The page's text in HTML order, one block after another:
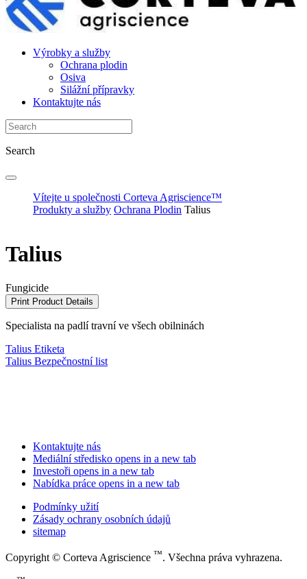
Výrobky a služby
Ochrana plodin
Osiva
Silážní přípravky
Kontaktujte nás
Search
Vítejte u společnosti Corteva Agriscience™
Produkty a služby Ochrana Plodin Talius
Talius
Fungicide
Print Product Details
Specialista na padlí travní ve všech obilninách
Talius Etiketa
Talius Bezpečnostní list
Kontaktujte nás
Mediální středisko opens in a new tab
Investoři opens in a new tab
Nabídka práce opens in a new tab
Podmínky užití
Zásady ochrany osobních údajů
sitemap
Copyright © Corteva Agriscience ™. Všechna práva vyhrazena.